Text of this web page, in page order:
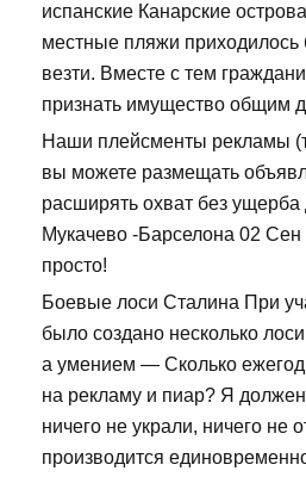
испанские Канарские
местные пляжи
везти. Вместе с тем
признать имущество общим
Наши плейсменты рекламы
вы можете размещать
расширять охват без ущерба
Мукачево -Барселона 02 Сен
просто!
Боевые лоси Сталина При
было создано несколько
а умением — Сколько
на рекламу и пиар? Я должен
ничего не украли, ничего не
производится